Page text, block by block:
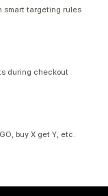
smart targeting rules
during checkout
buy X get Y, etc.